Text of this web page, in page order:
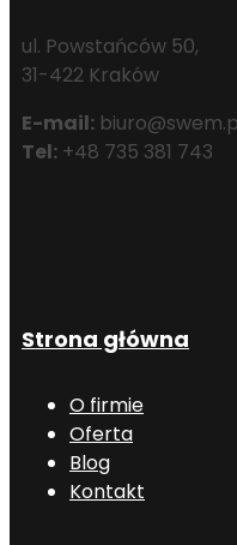
ul. Powstańców 50,
31-422 Kraków
E-mail:
Tel: +48 735 381 743
Strona główna
O firmie
Oferta
Blog
Kontakt